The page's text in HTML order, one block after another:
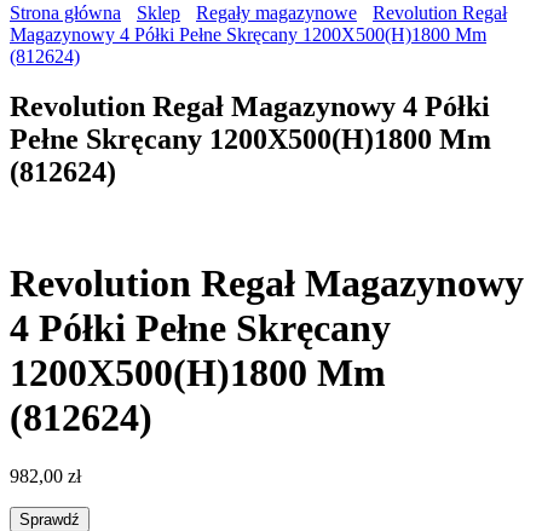
Strona główna Sklep Regały magazynowe
Revolution Regał
Magazynowy 4 Półki Pełne Skręcany 1200X500(H)1800 Mm
(812624)
Revolution Regał Magazynowy 4 Półki
Pełne Skręcany 1200X500(H)1800 Mm
(812624)
Revolution Regał Magazynowy
4 Półki Pełne Skręcany
1200X500(H)1800 Mm
(812624)
982,00 zł
Sprawdź